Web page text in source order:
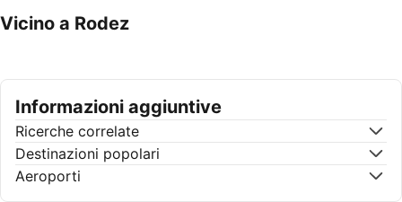
Vicino a Rodez
Informazioni aggiuntive
Ricerche correlate
Destinazioni popolari
Aeroporti